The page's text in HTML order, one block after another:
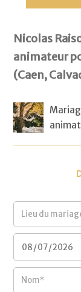
Nicolas
animateur
(Caen,